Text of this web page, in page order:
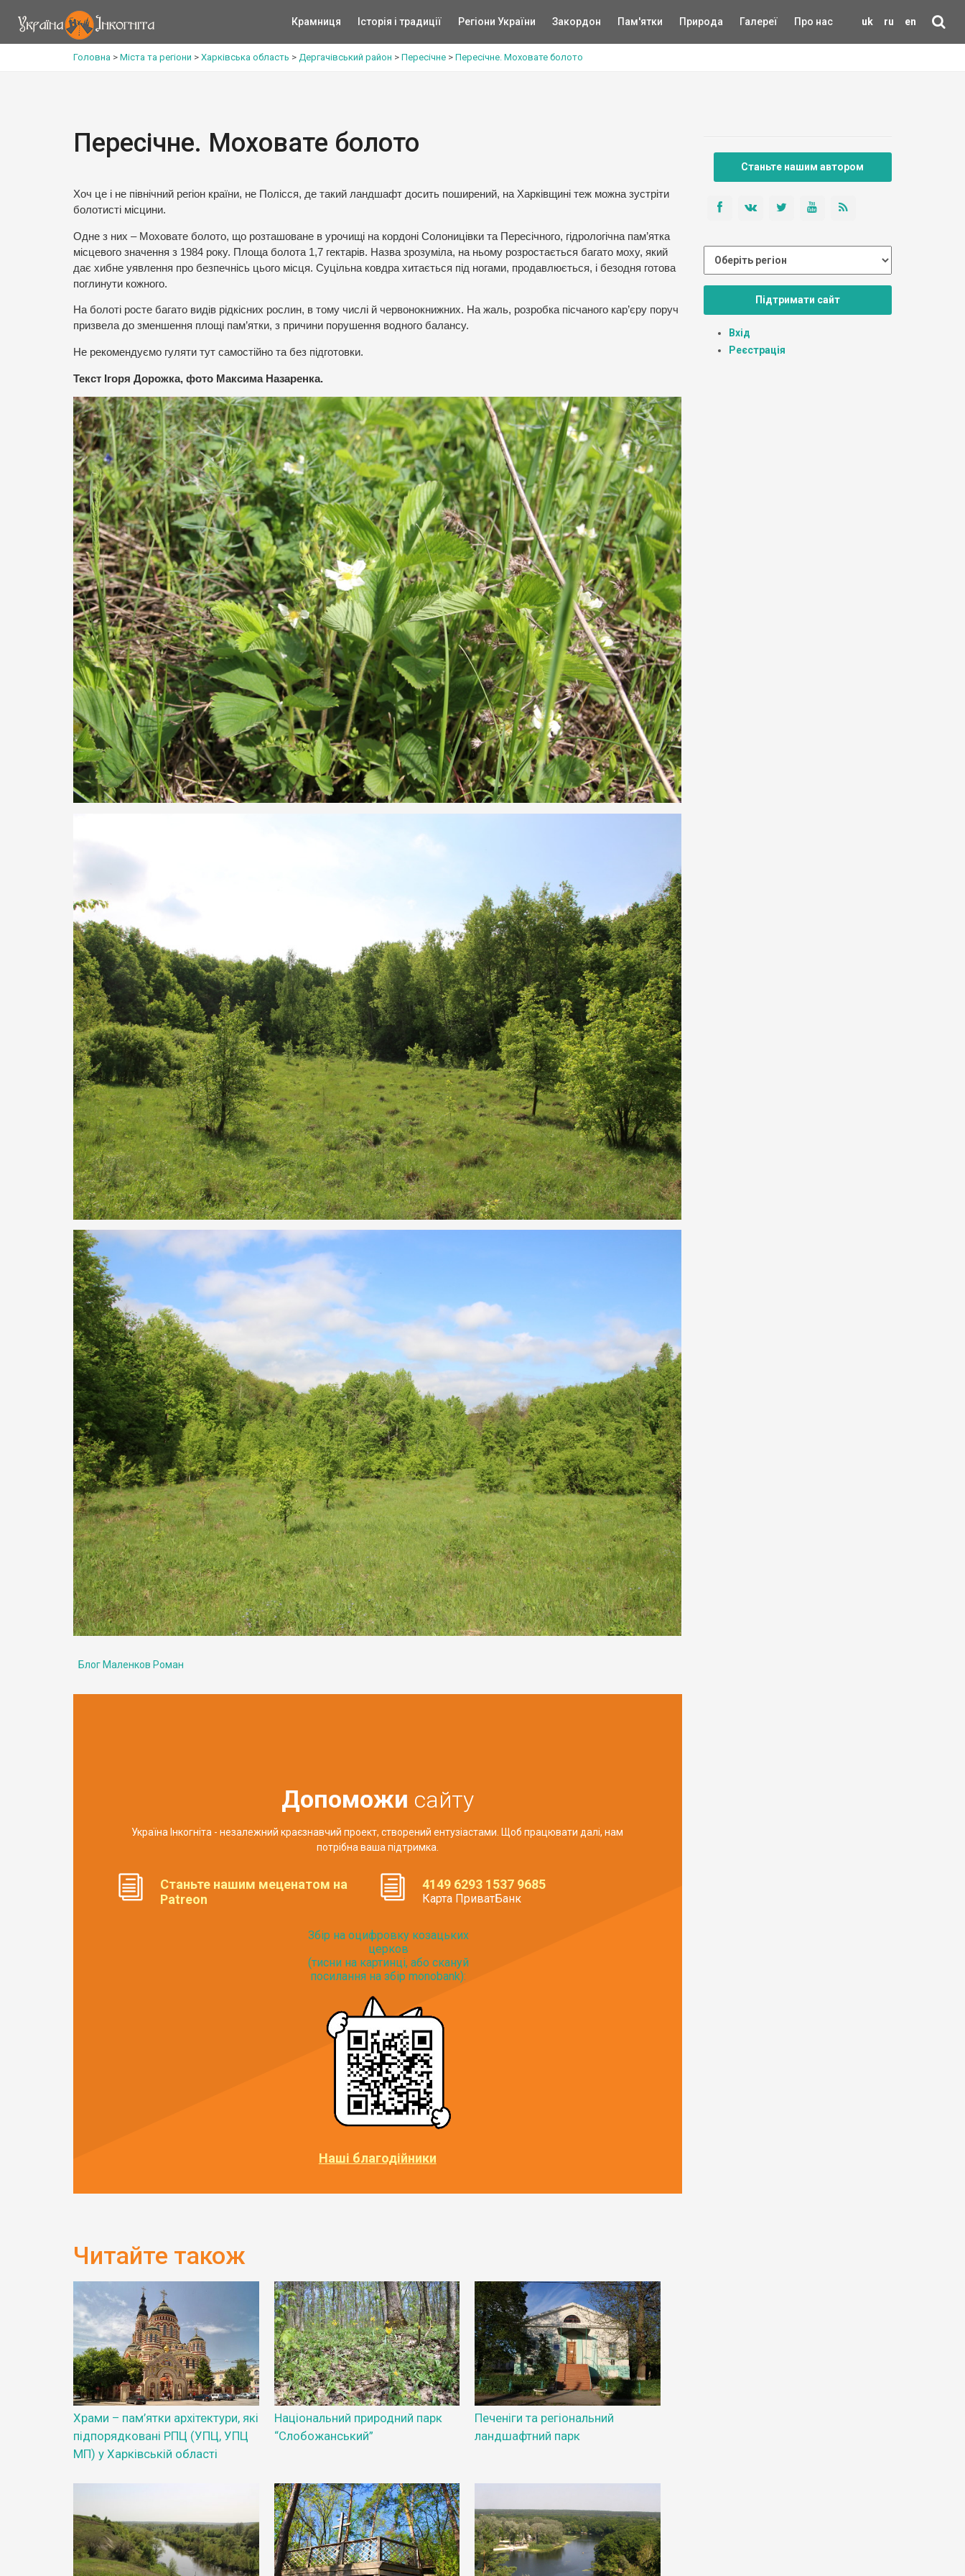
uk ru en
Крамниця Історія і традиції Регіони України Закордон Пам'ятки Природа Галереї Про нас
Головна > Міста та регіони > Харківська область > Дергачівський район > Пересічне > Пересічне. Моховате болото
Пересічне. Моховате болото
Хоч це і не північний регіон країни, не Полісся, де такий ландшафт досить поширений, на Харківщині теж можна зустріти
болотисті місцини.
Одне з них – Моховате болото, що розташоване в урочищі на кордоні Солоницівки та Пересічного, гідрологічна пам’ятка
місцевого значення з 1984 року. Площа болота 1,7 гектарів. Назва зрозуміла, на ньому розростається багато моху, який
дає хибне уявлення про безпечнісь цього місця. Суцільна ковдра хитається під ногами, продавлюється, і безодня готова
поглинути кожного.
На болоті росте багато видів рідкісних рослин, в тому числі й червонокнижних. На жаль, розробка пісчаного кар’єру поруч
призвела до зменшення площі пам’ятки, з причини порушення водного балансу.
Не рекомендуємо гуляти тут самостійно та без підготовки.
Текст Ігоря Дорожка, фото Максима Назаренка.
Блог Маленков Роман
Допоможи сайту
Україна Інкогніта - незалежний краєзнавчий проект, створений ентузіастами. Щоб працювати далі, нам
потрібна ваша підтримка.
Станьте нашим меценатом на
Patreon
4149 6293 1537 9685
Карта ПриватБанк
Збір на оцифровку козацьких
церков
(тисни на картинці, або скануй
посилання на збір monobank):
Наші благодійники
Читайте також
Храми – пам’ятки архітектури, які
підпорядковані РПЦ (УПЦ, УПЦ
МП) у Харківській області
Національний природний парк
“Слобожанський”
Печеніги та регіональний
ландшафтний парк
Станьте нашим автором
Підтримати сайт
Вхід
Реєстрація